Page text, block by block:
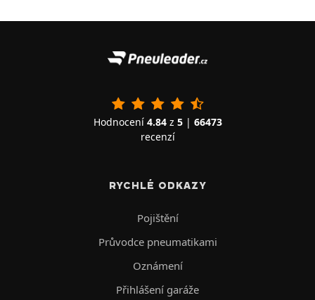
Hodnocení 4.84z 5| 66473
recenzí
RYCHLÉ ODKAZY
Pojištění
Průvodce pneumatikami
Oznámení
Přihlášení garáže